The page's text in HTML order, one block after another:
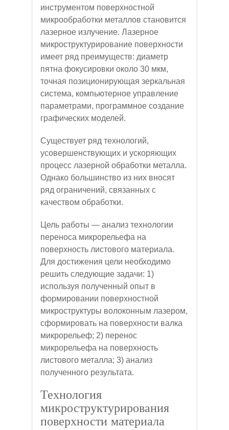
инструментом поверхностной
микрообработки металлов становится
лазерное излучение. Лазерное
микроструктурирование поверхности
имеет ряд преимуществ: диаметр
пятна фокусировки около 30 мкм,
точная позиционирующая зеркальная
система, компьютерное управление
параметрами, программное создание
графических моделей.
Существует ряд технологий,
усовершенствующих и ускоряющих
процесс лазерной обработки металла.
Однако большинство из них вносят
ряд ограничений, связанных с
качеством обработки.
Цель работы — анализ технологии
переноса микрорельефа на
поверхность листового материала.
Для достижения цели необходимо
решить следующие задачи: 1)
используя полученный опыт в
формировании поверхностной
микроструктуры волоконным лазером,
сформировать на поверхности валка
микрорельеф; 2) перенос
микрорельефа на поверхность
листового металла; 3) анализ
полученного результата.
Технология
микроструктурирования
поверхности материала